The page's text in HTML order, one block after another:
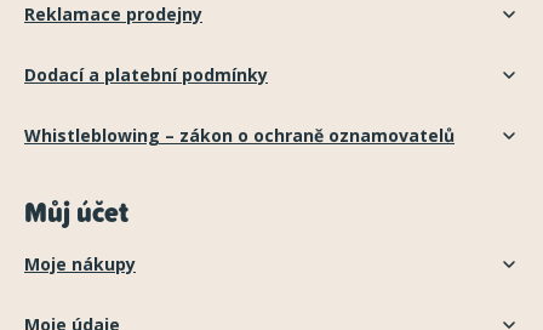
Reklamace prodejny
Dodací a platební podmínky
Whistleblowing – zákon o ochraně oznamovatelů
Můj účet
Moje nákupy
Moje údaje